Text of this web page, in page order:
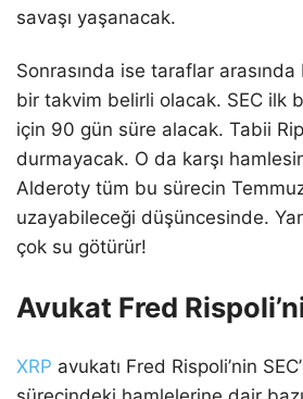
savaşı yaşanacak.
Sonrasında ise taraflar
bir takvim belirli olacak. SEC ilk
için 90 gün süre alacak. Tabii
durmayacak. O da karşı
Alderoty tüm bu sürecin
uzayabileceği düşüncesinde.
çok su götürür!
Avukat Fred
XRP avukatı Fred Rispoli’nin